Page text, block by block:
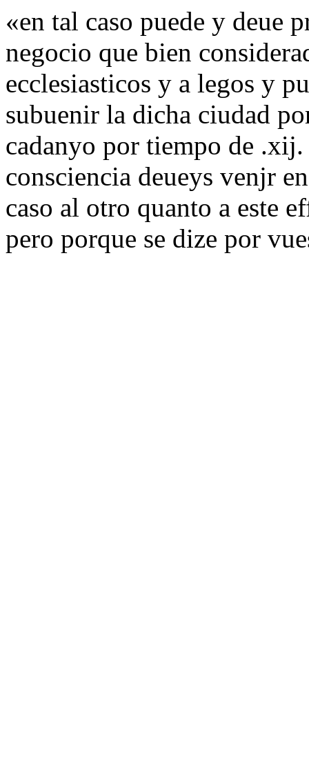
«en tal caso puede y deue
negocio que bien
ecclesiasticos y a legos y
subuenir la dicha ciudad
cadanyo por tiempo de .xij.
consciencia deueys venjr
caso al otro quanto a este
pero porque se dize por